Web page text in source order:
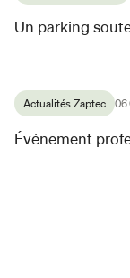
Un parking
Actualités Zaptec
Événement